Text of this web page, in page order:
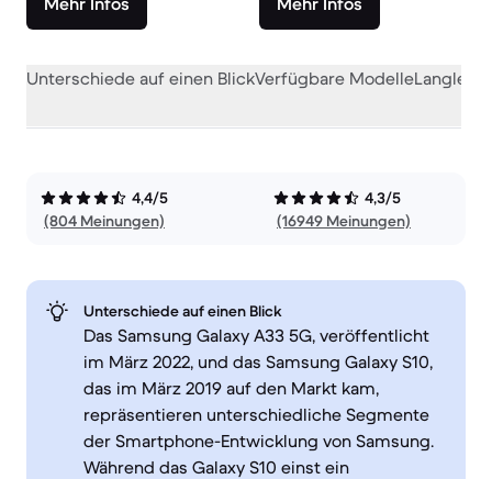
Unterschiede auf einen BlickVerfügbare Modelle
4,4/5
(804 Meinungen)
4,3/5
(16949 Meinungen)
Unterschiede auf einen Blick
Das Samsung Galaxy A33 5G, veröffentlicht
im März 2022, und das Samsung Galaxy S10,
das im März 2019 auf den Markt kam,
repräsentieren unterschiedliche Segmente
der Smartphone-Entwicklung von Samsung.
Während das Galaxy S10 einst ein